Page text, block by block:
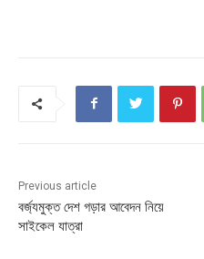
Previous article
বর্জ্যমুক্ত দেশ গড়ার আবেদন নিয়ে
সাইকেল যাত্রা